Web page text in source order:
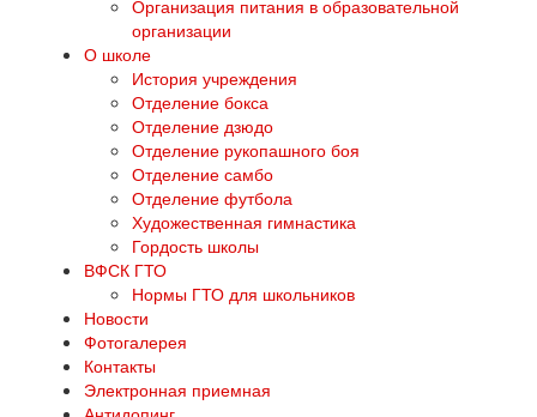
Организация питания в образовательной
организации
О школе
История учреждения
Отделение бокса
Отделение дзюдо
Отделение рукопашного боя
Отделение самбо
Отделение футбола
Художественная гимнастика
Гордость школы
ВФСК ГТО
Нормы ГТО для школьников
Новости
Фотогалерея
Контакты
Электронная приемная